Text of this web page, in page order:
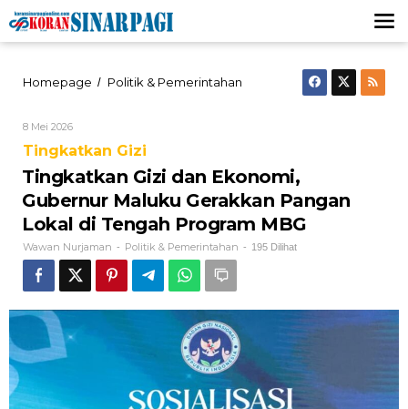
Lewati
ke
konten
Homepage / Politik & Pemerintahan
Gerakkan
Pangan
di
Tengah
8 Mei 2026Oleh
Nurjaman
Tingkatkan Gizi
Tingkatkan Gizi dan Ekonomi,
Gubernur Maluku Gerakkan Pangan
Lokal di Tengah Program MBG
Wawan Nurjaman - Politik & Pemerintahan - 195 Dilihat